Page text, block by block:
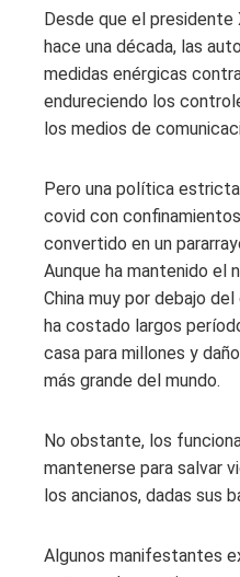
Desde que el presidente
hace una década, las
medidas enérgicas
endureciendo los
los medios de
Pero una política
covid con
convertido en un
Aunque ha mantenido el
China muy por debajo
ha costado largos
casa para millones y
más grande del mundo.
No obstante, los
mantenerse para salvar
los ancianos, dadas sus
Algunos manifestantes